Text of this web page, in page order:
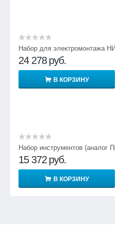
Набор для электромонтажа
24 278 руб.
В КОРЗИНУ
Набор инструментов (аналог
15 372 руб.
В КОРЗИНУ